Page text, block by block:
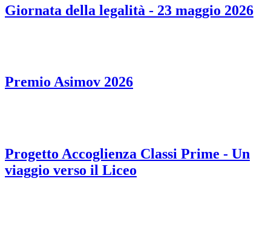
Giornata della legalità - 23 maggio 2026
Premio Asimov 2026
Progetto Accoglienza Classi Prime - Un
viaggio verso il Liceo